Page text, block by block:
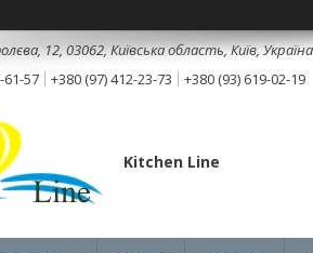
12, 03062, Київська область, Київ, Україна
61-57
+380 (97) 412-23-73 +380 (93) 619-02-19
Kitchen Line